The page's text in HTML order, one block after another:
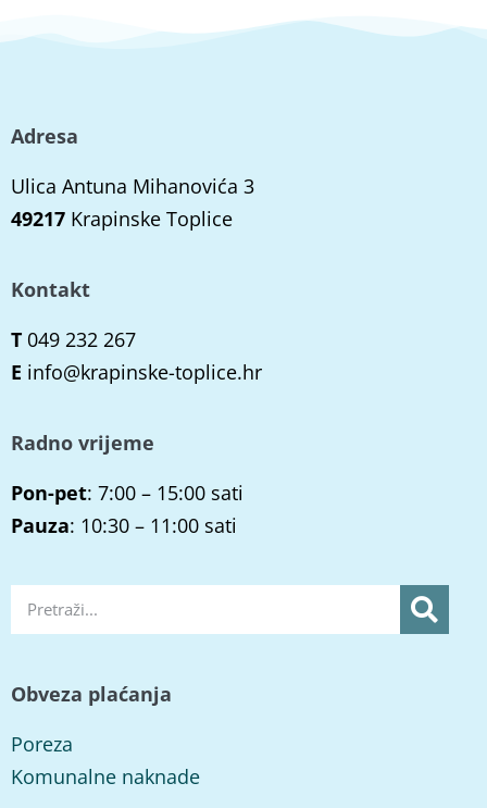
Adresa
Ulica Antuna Mihanovića 3
49217 Krapinske Toplice
Kontakt
T 049 232 267
E info@krapinske-toplice.hr
Radno vrijeme
Pon-pet: 7:00 – 15:00 sati
Pauza: 10:30 – 11:00 sati
Obveza plaćanja
Poreza
Komunalne naknade